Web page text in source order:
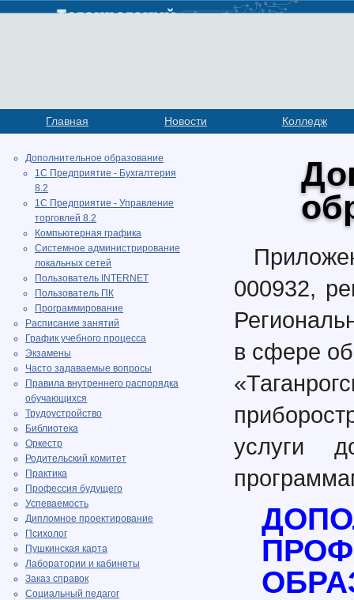
Главная Новости Колледж
Дополнительное образование
1С Предприятие - Бухгалтерия
8.2
1С Предприятие - Управление
торговлей 8.2
Компьютерная графика
Системное администрирование
локальных сетей
Пользователь INTERNET
Пользователь ПК
Программирование
Расписание занятий
График учебного процесса
Экзамены
Часто задаваемые вопросы
Правила внутреннего распорядка
обучающихся
Трудоустройство
Библиотека
Оркестр
Родительский комитет
Практика
Профессия будущего
Успеваемость
Дипломное проектирование
Психолог
Пушкинская карта
Лаборатории и кабинеты
Заказ справок
Социальный педагог
000932,
в сфере
услуги